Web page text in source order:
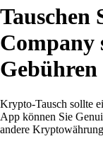
Tauschen
Gebühren
Krypto-Tausch sollte
App können Sie
andere